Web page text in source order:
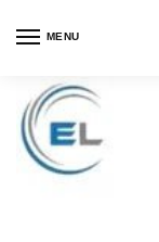
MENU